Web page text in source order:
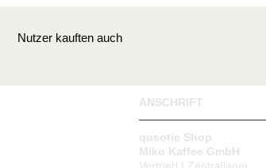
Nutzer kauften auch
ANSCHRIFT
qusotic Shop
Miko Kaffee GmbH